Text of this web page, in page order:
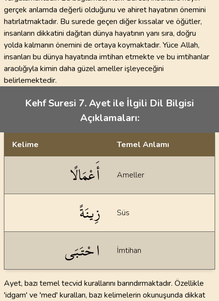
gerçek anlamda değerli olduğunu ve ahiret hayatının önemini
hatırlatmaktadır. Bu surede geçen diğer kıssalar ve öğütler,
insanların dikkatini dağıtan dünya hayatının yanı sıra, doğru
yolda kalmanın önemini de ortaya koymaktadır. Yüce Allah,
insanları bu dünya hayatında imtihan etmekte ve bu imtihanlar
aracılığıyla kimin daha güzel ameller işleyeceğini
belirlemektedir.
Kehf Suresi 7. Ayet ile İlgili Dil Bilgisi
Açıklamaları:
Kelime Temel Anlamı
أَعْمَالًا Ameller
زِينَةً Süs
احْتَبَى İmtihan
Ayet, bazı temel tecvid kurallarını barındırmaktadır. Özellikle
'idgam' ve 'med' kuralları, bazı kelimelerin okunuşunda dikkat